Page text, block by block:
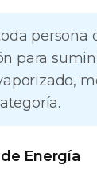
persona
para
Energía